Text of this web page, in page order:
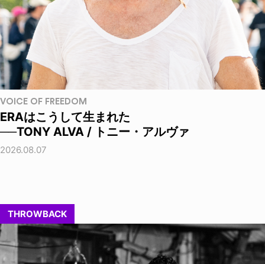
VOICE OF FREEDOM
ERAはこうして生まれた
──TONY ALVA / トニー・アルヴァ
2026.08.07
THROWBACK